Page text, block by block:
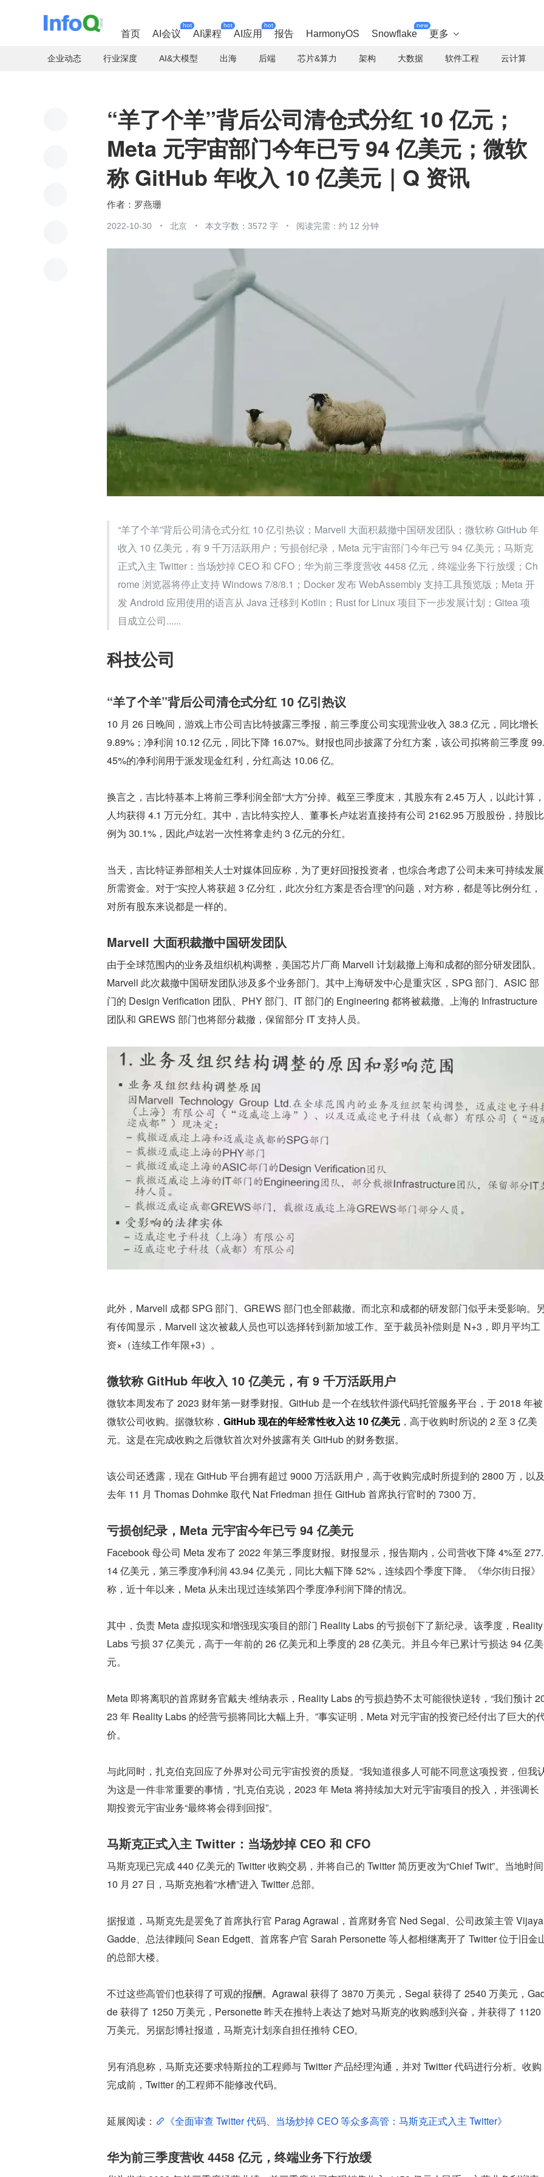
首页 AI会议
hot
AI课程
hot
AI应用
hot
报告 HarmonyOS Snowflake
new
更多 
企业动态 行业深度 AI&大模型 出海 后端 芯片&算力 架构 大数据 软件工程 云计算
“羊了个羊”背后公司清仓式分红 10 亿元；
Meta 元宇宙部门今年已亏 94 亿美元；微软
称 GitHub 年收入 10 亿美元｜Q 资讯
罗燕珊
2022-10-30 北京 本文字数：3572 字 阅读完需：约 12 分钟
“羊了个羊”背后公司清仓式分红 10 亿引热议；Marvell 大面积裁撤中国研发团队；微软称 GitHub 年
收入 10 亿美元，有 9 千万活跃用户；亏损创纪录，Meta 元宇宙部门今年已亏 94 亿美元；马斯克
正式入主 Twitter：当场炒掉 CEO 和 CFO；华为前三季度营收 4458 亿元，终端业务下行放缓；Ch
rome 浏览器将停止支持 Windows 7/8/8.1；Docker 发布 WebAssembly 支持工具预览版；Meta 开
发 Android 应用使用的语言从 Java 迁移到 Kotlin；Rust for Linux 项目下一步发展计划；Gitea 项
目成立公司......
科技公司
“羊了个羊”背后公司清仓式分红 10 亿引热议
10 月 26 日晚间，游戏上市公司吉比特披露三季报，前三季度公司实现营业收入 38.3 亿元，同比增长
9.89%；净利润 10.12 亿元，同比下降 16.07%。财报也同步披露了分红方案，该公司拟将前三季度 99.
45%的净利润用于派发现金红利，分红高达 10.06 亿。
换言之，吉比特基本上将前三季利润全部“大方”分掉。截至三季度末，其股东有 2.45 万人，以此计算，
人均获得 4.1 万元分红。其中，吉比特实控人、董事长卢竑岩直接持有公司 2162.95 万股股份，持股比
例为 30.1%，因此卢竑岩一次性将拿走约 3 亿元的分红。
当天，吉比特证券部相关人士对媒体回应称，为了更好回报投资者，也综合考虑了公司未来可持续发展
所需资金。对于“实控人将获超 3 亿分红，此次分红方案是否合理”的问题，对方称，都是等比例分红，
对所有股东来说都是一样的。
Marvell 大面积裁撤中国研发团队
由于全球范围内的业务及组织机构调整，美国芯片厂商 Marvell 计划裁撤上海和成都的部分研发团队。
Marvell 此次裁撤中国研发团队涉及多个业务部门。其中上海研发中心是重灾区，SPG 部门、ASIC 部
门的 Design Verification 团队、PHY 部门、IT 部门的 Engineering 都将被裁撤。上海的 Infrastructure
团队和 GREWS 部门也将部分裁撤，保留部分 IT 支持人员。
此外，Marvell 成都 SPG 部门、GREWS 部门也全部裁撤。而北京和成都的研发部门似乎未受影响。
有传闻显示，Marvell 这次被裁人员也可以选择转到新加坡工作。至于裁员补偿则是 N+3，即月平均工
资×（连续工作年限+3）。
微软称 GitHub 年收入 10 亿美元，有 9 千万活跃用户
微软本周发布了 2023 财年第一财季财报。GitHub 是一个在线软件源代码托管服务平台，于 2018 年被
微软公司收购。据微软称， GitHub 现在的年经常性收入达 10 亿美元 ，高于收购时所说的 2 至 3 亿美
元。这是在完成收购之后微软首次对外披露有关 GitHub 的财务数据。
该公司还透露，现在 GitHub 平台拥有超过 9000 万活跃用户，高于收购完成时所提到的 2800 万，以
去年 11 月 Thomas Dohmke 取代 Nat Friedman 担任 GitHub 首席执行官时的 7300 万。
亏损创纪录，Meta 元宇宙今年已亏 94 亿美元
Facebook 母公司 Meta 发布了 2022 年第三季度财报。财报显示，报告期内，公司营收下降 4%至 277.
14 亿美元，第三季度净利润 43.94 亿美元，同比大幅下降 52%，连续四个季度下降。《华尔街日报》
称，近十年以来，Meta 从未出现过连续第四个季度净利润下降的情况。
其中，负责 Meta 虚拟现实和增强现实项目的部门 Reality Labs 的亏损创下了新纪录。该季度，Reality
Labs 亏损 37 亿美元，高于一年前的 26 亿美元和上季度的 28 亿美元。并且今年已累计亏损达 94 亿美
元。
Meta 即将离职的首席财务官戴夫·维纳表示，Reality Labs 的亏损趋势不太可能很快逆转，“我们预计
23 年 Reality Labs 的经营亏损将同比大幅上升。”事实证明，Meta 对元宇宙的投资已经付出了巨大的
价。
与此同时，扎克伯克回应了外界对公司元宇宙投资的质疑。“我知道很多人可能不同意这项投资，但我
为这是一件非常重要的事情，”扎克伯克说，2023 年 Meta 将持续加大对元宇宙项目的投入，并强调长
期投资元宇宙业务“最终将会得到回报”。
马斯克正式入主 Twitter：当场炒掉 CEO 和 CFO
马斯克现已完成 440 亿美元的 Twitter 收购交易，并将自己的 Twitter 简历更改为“Chief Twit”。当地时间
10 月 27 日，马斯克抱着“水槽”进入 Twitter 总部。
据报道，马斯克先是罢免了首席执行官 Parag Agrawal，首席财务官 Ned Segal、公司政策主管 Vijaya
Gadde、总法律顾问 Sean Edgett、首席客户官 Sarah Personette 等人都相继离开了 Twitter 位于旧金
的总部大楼。
不过这些高管们也获得了可观的报酬。Agrawal 获得了 3870 万美元，Segal 获得了 2540 万美元，
de 获得了 1250 万美元，Personette 昨天在推特上表达了她对马斯克的收购感到兴奋，并获得了 1120
万美元。另据彭博社报道，马斯克计划亲自担任推特 CEO。
另有消息称，马斯克还要求特斯拉的工程师与 Twitter 产品经理沟通，并对 Twitter 代码进行分析。收购
完成前，Twitter 的工程师不能修改代码。
延展阅读： 《全面审查 Twitter 代码、当场炒掉 CEO 等众多高管：马斯克正式入主 Twitter》
华为前三季度营收 4458 亿元，终端业务下行放缓